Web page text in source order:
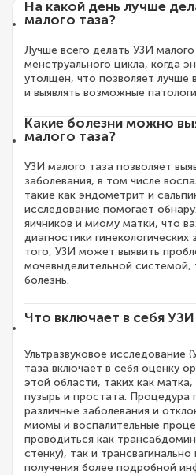
На какой день лучше
малого таза?
Лучше всего делать УЗИ
менструального цикла, когда
утолщен, что позволяет лучше
и выявлять возможные
Какие болезни можно
малого таза?
УЗИ малого таза позволяет
заболевания, в том числе
такие как эндометрит и
исследование помогает
яичников и миому матки, что
диагностики
того, УЗИ может выявить
мочевыделительной системой,
болезнь.
Что включает в себя
Ультразвуковое исследование
таза включает в себя оценку
этой области, таких как
пузырь и простата. Процедура
различные заболевания и
миомы и воспалительные
проводиться как
стенку), так и
получения более подробной